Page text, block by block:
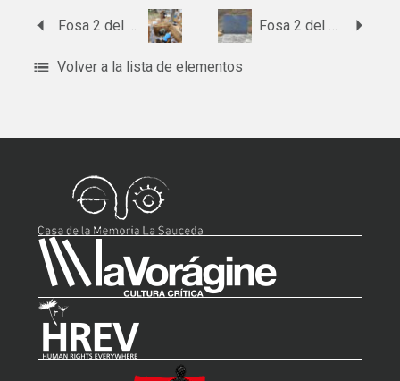
Volver a la lista de elementos